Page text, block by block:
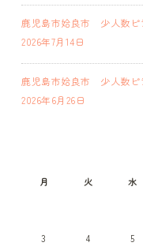
鹿児島市姶良市 少人数
2026年7月14日
鹿児島市姶良市 少人数
2026年6月26日
月
火 水
3 4 5